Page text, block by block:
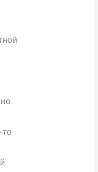
то